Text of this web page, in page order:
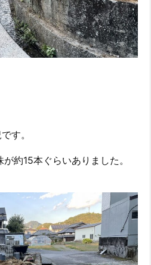
す。
約15本ぐらいありました。